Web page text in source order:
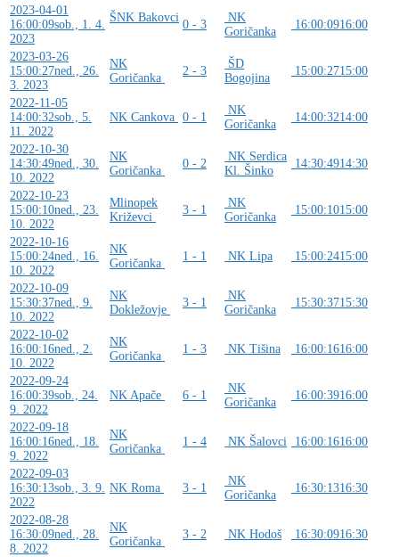
2023-04-01
16:00:09sob., 1. 4.
2023
ŠNK Bakovci
0 - 3
NK
Goričanka
16:00:0916:00
2023-03-26
15:00:27ned., 26.
3. 2023
NK
Goričanka
2 - 3
ŠD
Bogojina
15:00:2715:00
2022-11-05
14:00:32sob., 5.
11. 2022
NK Cankova 0 - 1
NK
Goričanka
14:00:3214:00
2022-10-30
14:30:49ned., 30.
10. 2022
NK
Goričanka
0 - 2
NK Serdica
Kl. Šinko
14:30:4914:30
2022-10-23
15:00:10ned., 23.
10. 2022
Mlinopek
Križevci
3 - 1
NK
Goričanka
15:00:1015:00
2022-10-16
15:00:24ned., 16.
10. 2022
NK
Goričanka
1 - 1 NK Lipa 15:00:2415:00
2022-10-09
15:30:37ned., 9.
10. 2022
NK
Dokležovje
3 - 1
NK
Goričanka
15:30:3715:30
2022-10-02
16:00:16ned., 2.
10. 2022
NK
Goričanka
1 - 3 NK Tišina 16:00:1616:00
2022-09-24
16:00:39sob., 24.
9. 2022
NK Apače 6 - 1
NK
Goričanka
16:00:3916:00
2022-09-18
16:00:16ned., 18.
9. 2022
NK
Goričanka
1 - 4 NK Šalovci 16:00:1616:00
2022-09-03
16:30:13sob., 3. 9.
2022
NK Roma 3 - 1
NK
Goričanka
16:30:1316:30
2022-08-28
16:30:09ned., 28.
8. 2022
NK
Goričanka
3 - 2 NK Hodoš 16:30:0916:30